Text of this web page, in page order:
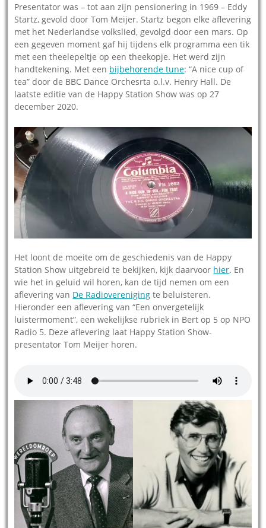
Presentator was – tot aan zijn pensionering in 1969 – Eddy
Startz, gevold door Tom Meijer. Startz begon elke aflevering
met het Nederlandse volkslied, gevolgd door een mars. Op
een gegeven moment gaf hij tijdens elk programma een tik
met een theelepeltje op een theekopje. Het werd zijn
handtekening. Met een bijbehorende tune: “A nice cup of
tea” door de BBC Dance Orchesrta o.l.v. Henry Hall. De
laatste editie van de Happy Station Show was op 27
december 2020.
Het loont de moeite om de geschiedenis van de Happy
Station Show uitgebreid te bekijken, kijk daarvoor hier. En
wie het in geluid wil horen, kan de tijd nemen om een
aflevering van De Radiovereniging te beluisteren.
Hieronder een aflevering van “Een onvergetelijk
luistermoment”, een wekelijkse rubriek in Bert op 5 op NPO
Radio 5. Deze aflevering laat Happy Station Show-
presentator Tom Meijer horen.